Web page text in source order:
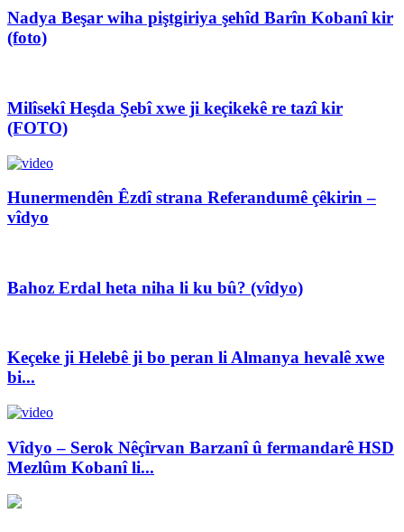
Nadya Beşar wiha piştgiriya şehîd Barîn Kobanî kir
(foto)
Milîsekî Heşda Şebî xwe ji keçikekê re tazî kir
(FOTO)
Hunermendên Êzdî strana Referandumê çêkirin –
vîdyo
Bahoz Erdal heta niha li ku bû? (vîdyo)
Keçeke ji Helebê ji bo peran li Almanya hevalê xwe
bi...
Vîdyo – Serok Nêçîrvan Barzanî û fermandarê HSD
Mezlûm Kobanî li...